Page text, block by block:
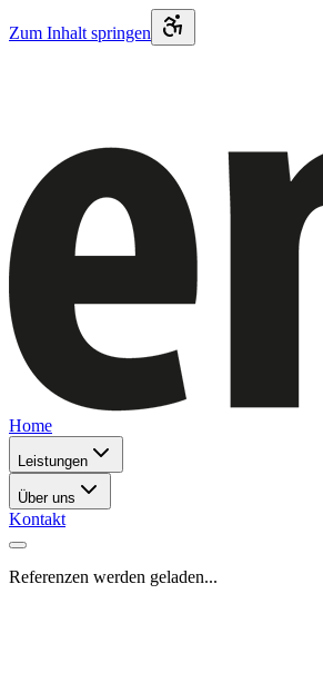
Zum Inhalt springen
Home
Leistungen
Über uns
Kontakt
Referenzen werden geladen...